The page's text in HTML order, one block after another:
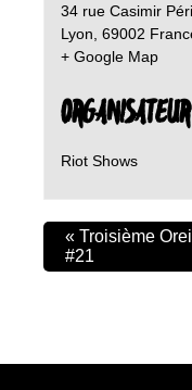
34 rue Casimir
Lyon 69002
+ Google Map
ORGANISATEUR
Riot Shows
« Troisième
#21